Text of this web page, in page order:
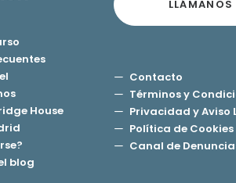
House
blog
LLÁMANOS
Contacto
Términos y
Privacidad y Aviso
Política de Cookies
Canal de